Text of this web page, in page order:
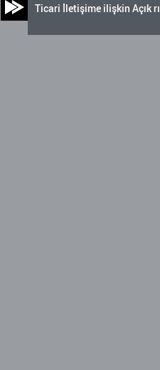
Ticari İletişime ilişkin Açık